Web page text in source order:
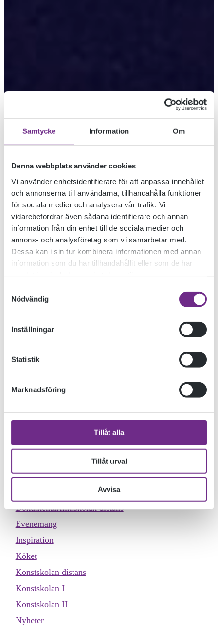
Samtycke Information Om
Denna webbplats använder cookies
Vi använder enhetsidentifierare för att anpassa innehållet
och annonserna till användarna, tillhandahålla funktioner
för sociala medier och analysera vår trafik. Vi
vidarebefordrar även sådana identifierare och annan
information från din enhet till de sociala medier och
annons- och analysföretag som vi samarbetar med.
Dessa kan i sin tur kombinera informationen med annan
information som du har tillhandahållit eller som de har
Nödvändig
Inställningar
Statistik
Marknadsföring
Tillåt alla
Tillåt urval
Avvisa
MELINA TÄVLAR I
TEMPO SHORT
DOX RADIO
Melina Ekh från Ölands dokumentärfilmskola tävlade i årets
Short Dox Radio på Tempo dokumentärfestival med sitt
https://tempofestival.se/program/short-dox-radio/
Designskolan
Dokumentärfilmskolan distans
Evenemang
Inspiration
Köket
Konstskolan distans
Konstskolan I
Konstskolan II
Nyheter